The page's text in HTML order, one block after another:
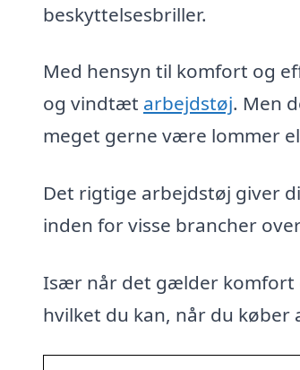
beskyttelsesbriller.
Med hensyn til komfort og
og vindtæt arbejdstøj. Men
meget gerne være lommer
Det rigtige arbejdstøj giver
inden for visse brancher
Især når det gælder komfort
hvilket du kan, når du køber